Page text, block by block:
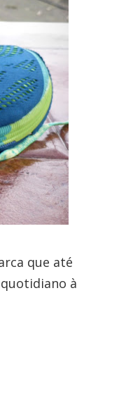
que até
à